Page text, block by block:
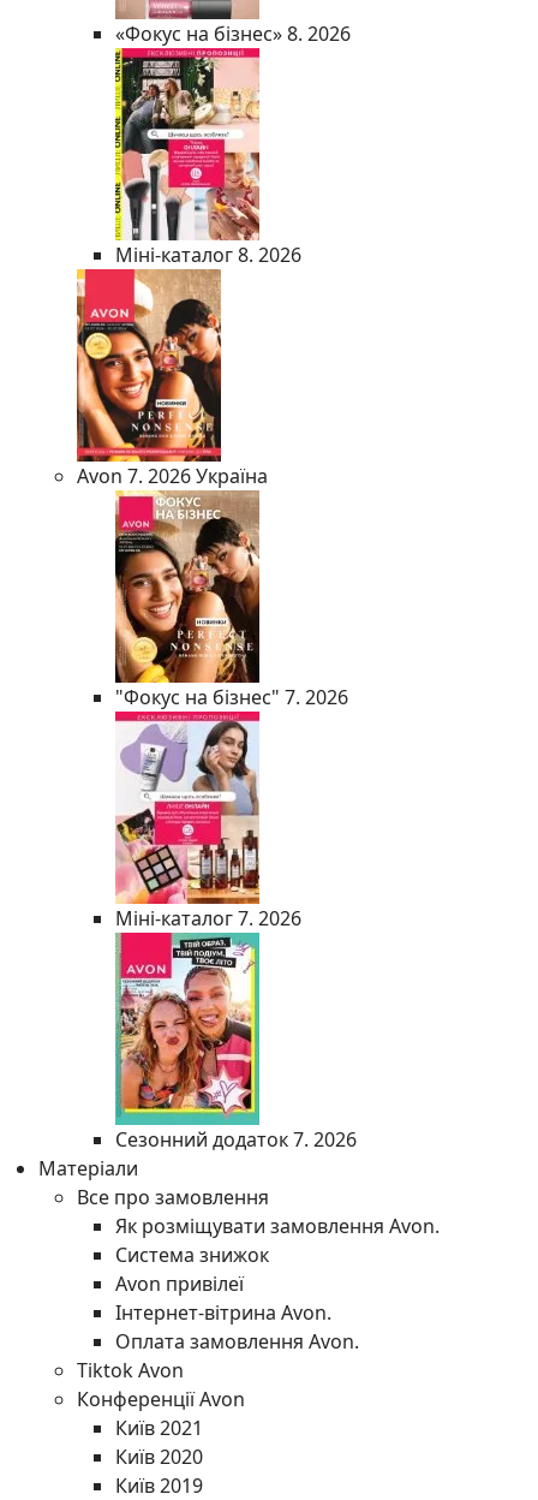
«Фокус на бізнес» 8. 2026
Міні-каталог 8. 2026
Avon 7. 2026 Україна
"Фокус на бізнес" 7. 2026
Міні-каталог 7. 2026
Сезонний додаток 7. 2026
Матеріали
Все про замовлення
Як розміщувати замовлення Avon.
Система знижок
Avon привілеї
Інтернет-вітрина Avon.
Оплата замовлення Avon.
Tiktok Avon
Конференції Avon
Київ 2021
Київ 2020
Київ 2019